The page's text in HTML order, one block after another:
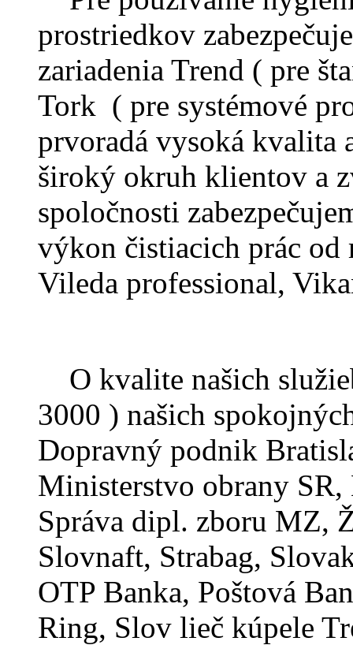
prostriedkov
zariadenia Trend ( pre
Tork ( pre systémové
prvoradá vysoká kvalita
široký okruh klientov a
spoločnosti
výkon čistiacich prác
Vileda professional,
O kvalite našich
3000 ) našich
Dopravný podnik
Ministerstvo obrany
Správa dipl. zboru MZ,
Slovnaft, Strabag,
OTP Banka, Poštová
Ring, Slov lieč kúpele